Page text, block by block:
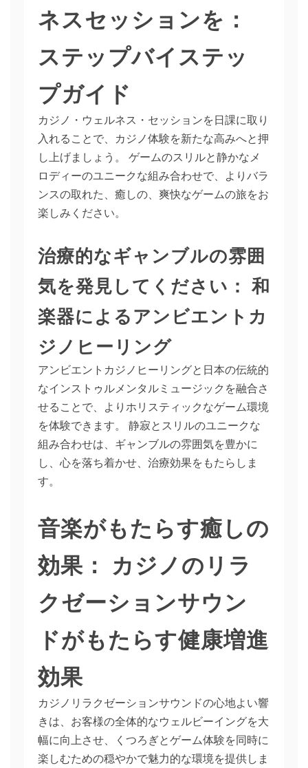
ネスセッションを：
ステップバイステッ
プガイド
カジノ・ウェルネス・セッションを日課に取り
入れることで、カジノ体験を新たな高みへと押
し上げましょう。 ゲームのスリルと静かなメ
ロディーのユニークな組み合わせで、よりバラ
ンスの取れた、癒しの、爽快なゲームの旅をお
楽しみください。
治療的なギャンブルの雰囲
気を発見してください： 和
楽器によるアンビエントカ
ジノヒーリング
アンビエントカジノヒーリングと日本の伝統的
なインストゥルメンタルミュージックを融合さ
せることで、よりホリスティックなゲーム環境
を体験できます。 静寂とスリルのユニークな
組み合わせは、ギャンブルの雰囲気を豊かに
し、心を落ち着かせ、治療効果をもたらしま
す。
音楽がもたらす癒しの
効果： カジノのリラ
クゼーションサウン
ドがもたらす健康増進
効果
カジノリラクゼーションサウンドの心地よい響
きは、お客様の全体的なウェルビーイングを大
幅に向上させ、くつろぎとゲーム体験を同時に
楽しむための穏やかで魅力的な環境を提供しま